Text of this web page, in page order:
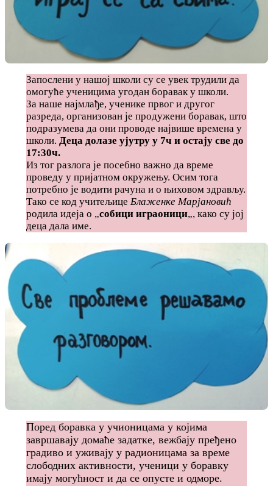
Запослени у нашој школи су се увек трудили да
омогуће ученицима угодан боравак у школи.
За наше најмлађе, ученике првог и другог
разреда, организован је продужени боравак, што
подразумева да они проводе највише времена у
школи. Деца долазе ујутру у 7ч и остају све до
17:30ч.
Из тог разлога је посебно важно да време
проведу у пријатном окружењу. Осим тога
потребно је водити рачуна и о њиховом здрављу.
Тако се код учитељице Блаженке Марјановић
родила идеја о „собици играоници„, како су јој
деца дала име.
Поред боравка у учионицама у којима
завршавају домаће задатке, вежбају пређено
градиво и уживају у радионицама за време
слободних активности, ученици у боравку
имају могућност и да се опусте и одморе.